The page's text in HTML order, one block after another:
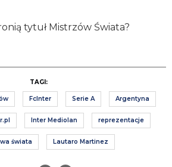
tytuł Mistrzów Świata?
TAGI:
FcInter Serie A Argentyna
Inter Mediolan reprezentacje
świata Lautaro Martinez